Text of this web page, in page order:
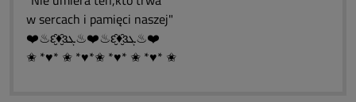
w sercach i pamięci naszej"
❤️♨ԑ̮̑♦̮̑ɜܓ♨❤️♨ԑ̮̑♦̮̑ɜܓ♨❤️
✬ *♥* ✬ *♥*✬ *♥* ✬ *♥* ✬